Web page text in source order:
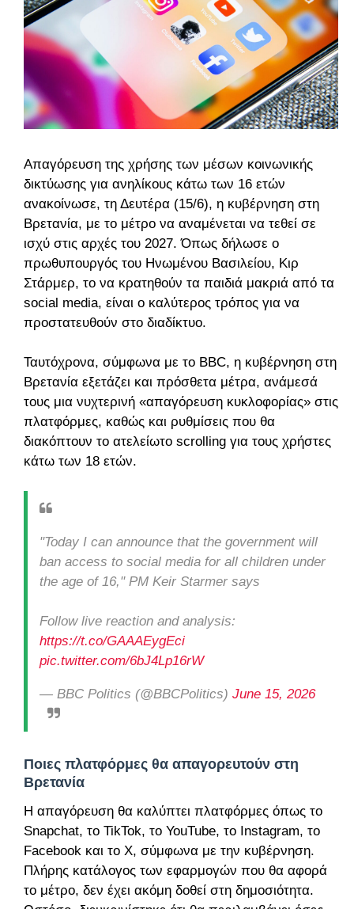
Απαγόρευση της χρήσης των μέσων κοινωνικής
δικτύωσης για ανηλίκους κάτω των 16 ετών
ανακοίνωσε, τη Δευτέρα (15/6), η κυβέρνηση στη
Βρετανία, με το μέτρο να αναμένεται να τεθεί σε
ισχύ στις αρχές του 2027. Όπως δήλωσε ο
πρωθυπουργός του Ηνωμένου Βασιλείου, Κιρ
Στάρμερ, το να κρατηθούν τα παιδιά μακριά από τα
social media, είναι ο καλύτερος τρόπος για να
προστατευθούν στο διαδίκτυο.
Ταυτόχρονα, σύμφωνα με το BBC, η κυβέρνηση στη
Βρετανία εξετάζει και πρόσθετα μέτρα, ανάμεσά
τους μια νυχτερινή «απαγόρευση κυκλοφορίας» στις
πλατφόρμες, καθώς και ρυθμίσεις που θα
διακόπτουν το ατελείωτο scrolling για τους χρήστες
κάτω των 18 ετών.
"Today I can announce that the government will
ban access to social media for all children under
the age of 16," PM Keir Starmer says
Follow live reaction and analysis:
https://t.co/GAAAEygEci
pic.twitter.com/6bJ4Lp16rW
— BBC Politics (@BBCPolitics) June 15, 2026
Ποιες πλατφόρμες θα απαγορευτούν στη
Βρετανία
Η απαγόρευση θα καλύπτει πλατφόρμες όπως το
Snapchat, το TikTok, το YouTube, το Instagram, το
Facebook και το X, σύμφωνα με την κυβέρνηση.
Πλήρης κατάλογος των εφαρμογών που θα αφορά
το μέτρο, δεν έχει ακόμη δοθεί στη δημοσιότητα.